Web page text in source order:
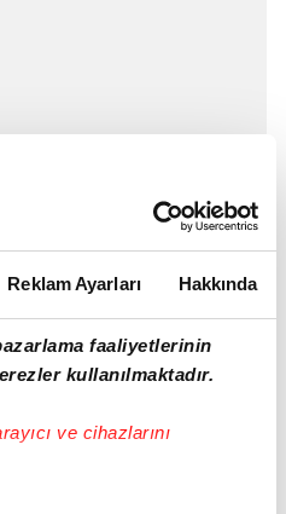
Reklam Ayarları Hakkında
faaliyetlerinin
kullanılmaktadır.
ve cihazlarını
Galatasaray ile
karşı karşıya geldi
Mauro Icadi topu
ofsayt gerekçesiyle